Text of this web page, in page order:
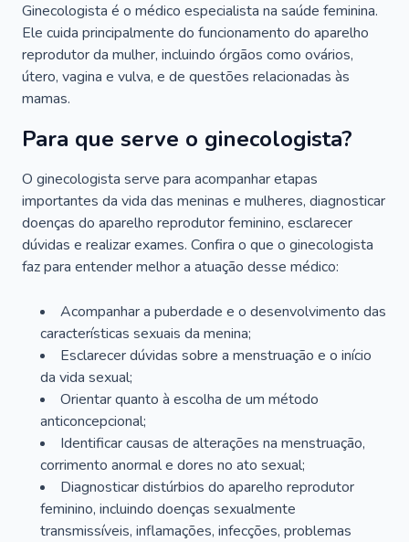
Ginecologista é o médico especialista na saúde feminina.
Ele cuida principalmente do funcionamento do aparelho
reprodutor da mulher, incluindo órgãos como ovários,
útero, vagina e vulva, e de questões relacionadas às
mamas.
Para que serve o ginecologista?
O ginecologista serve para acompanhar etapas
importantes da vida das meninas e mulheres, diagnosticar
doenças do aparelho reprodutor feminino, esclarecer
dúvidas e realizar exames. Confira o que o ginecologista
faz para entender melhor a atuação desse médico:
Acompanhar a puberdade e o desenvolvimento das
características sexuais da menina;
Esclarecer dúvidas sobre a menstruação e o início
da vida sexual;
Orientar quanto à escolha de um método
anticoncepcional;
Identificar causas de alterações na menstruação,
corrimento anormal e dores no ato sexual;
Diagnosticar distúrbios do aparelho reprodutor
feminino, incluindo doenças sexualmente
transmissíveis, inflamações, infecções, problemas